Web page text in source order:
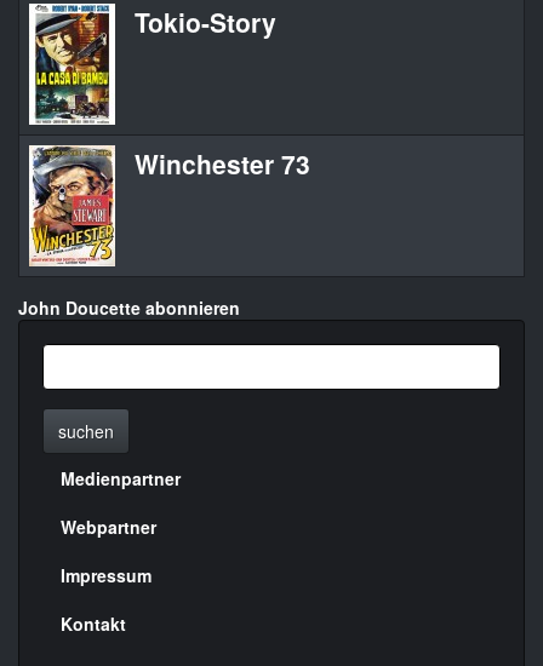
Tokio-Story
Winchester 73
John Doucette abonnieren
suchen
Menülinks
rechte
Seite
Medienpartner
Webpartner
Impressum
Kontakt